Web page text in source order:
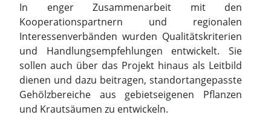
In enger Zusammenarbeit mit den
Kooperationspartnern und regionalen
Interessenverbänden wurden Qualitätskriterien
und Handlungsempfehlungen entwickelt. Sie
sollen auch über das Projekt hinaus als Leitbild
dienen und dazu beitragen, standortangepasste
Gehölzbereiche aus gebietseigenen Pflanzen
und Krautsäumen zu entwickeln.